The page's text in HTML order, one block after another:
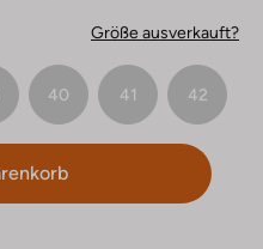
Größe ausverkauft?
40 41 42